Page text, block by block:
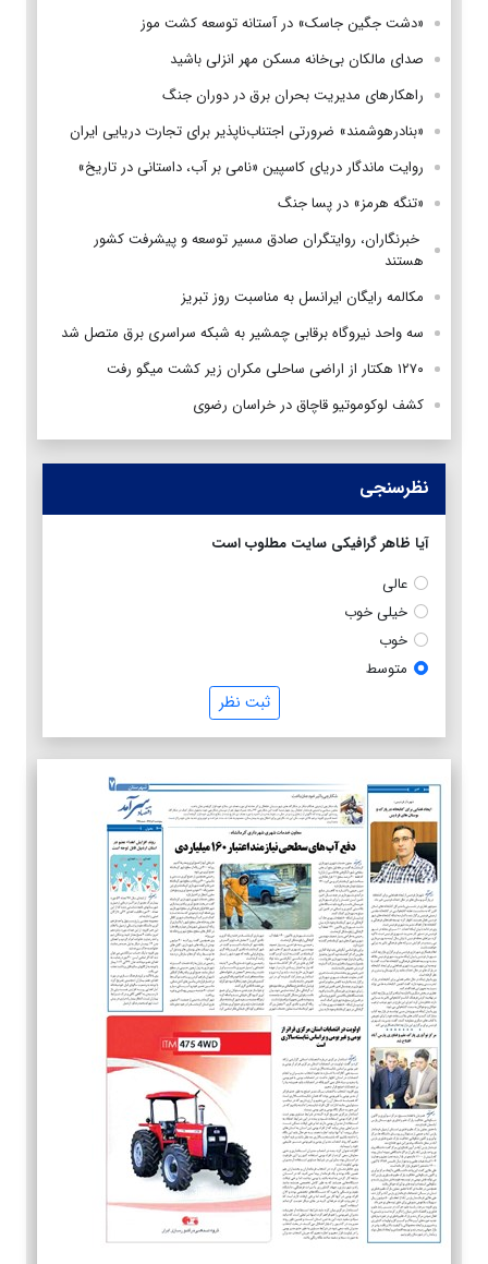
«دشت جگین جاسک» در آستانه توسعه کشت موز
صدای مالکان بی‌خانه مسکن مهر انزلی باشید
راهکارهای مدیریت بحران برق در دوران جنگ
«بنادرهوشمند» ضرورتی اجتناب‌ناپذیر برای تجارت دریایی ایران
روایت ماندگار دریای کاسپین «نامی بر آب، داستانی در تاریخ»
«تنگه هرمز» در پسا جنگ
‌ خبرنگاران، روایتگران صادق مسیر توسعه و پیشرفت کشور
هستند
مکالمه رایگان ایرانسل به مناسبت روز تبریز
سه واحد نیروگاه برقابی چمشیر به شبکه سراسری برق متصل شد
۱۲۷۰ هکتار از اراضی ساحلی مکران زیر کشت میگو رفت
کشف لوکوموتیو قاچاق در خراسان رضوی
نظرسنجی
آیا ظاهر گرافیکی سایت مطلوب است
عالی
خیلی خوب
خوب
متوسط
ثبت نظر